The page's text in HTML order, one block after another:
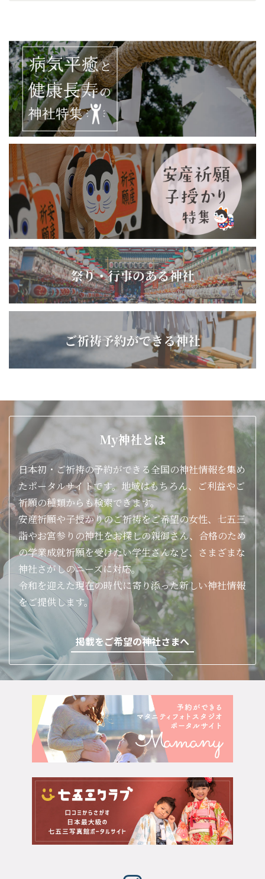
奉仕によって進められました。昭和15年11月25日、高松宮宣
仁親王殿下（たかまつのみやのぶひとしんのうでんか）のご
台臨を仰いで宮崎神宮境域拡張工事竣工奉献祭が斎行され、
ようやくにして社格に見合った境内を得て、面目を施すこと
となりました。
写真：境内拡張工事に従事する祖国振興隊（昭和14年頃）
ご由緒
社伝によれば、本宮は神武天皇の孫にあたる健磐龍命（たけ
いわたつのみこと）（熊本・阿蘇神社ご祭神）が九州の長官
に就任した際、祖父のご遺徳たたえるために鎮祭したのが始
まりと伝えられています。下って第十代崇神天皇、第十二代
景行（けいこう）天皇の熊襲（くまそ）ご征討の際に社殿の
ご造営があり、ついで第十五代応神（おうじん）天皇の御
代、日向の国造が修造鎮祭（しゅうぞうちんさい）せられた
旨が旧記に伝えられています
御祭神
【ご祭神】
神日本磐余彦天皇（第一代・神武天
皇）
【相殿】
左 鵜鷀草葺不合尊（御父君）
右 玉依姫命 （御母君）
子授安産 厄払い 病気平癒 交通安全
勝負運 家内安全 学業成就
やっている
供養・
お焚き上げ
やっていない
祈願・お祓い
七五三 厄払い 初宮詣 結婚式 年祝
い・長寿祝い 健康・病気平癒 車・交
通安全 神葬祭
各種初穂料
（ご祈祷料）
My神社とは
日本初・ご祈祷の予約ができる全国の神社情報を集め
たポータルサイトです。地域はもちろん、ご利益やご
祈願の種類からも検索できます。
安産祈願や子授かりのご祈祷をご希望の女性、七五三
詣やお宮参りの神社をお探しの親御さん、合格のため
の学業成就祈願を受けたい学生さんなど、さまざまな
神社さがしのニーズに対応。
令和を迎えた現在の時代に寄り添った新しい神社情報
をご提供します。
掲載をご希望の神社さまへ